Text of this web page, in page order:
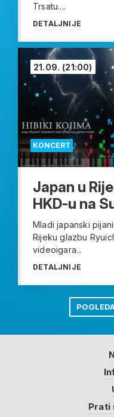
Trsatu....
DETALJNIJE
KONCERT
21.09. (21:00)
Japan u
HKD-u na
Mladi japanski
Rijeku glazbu
videoigara...
DETALJNIJE
Prati